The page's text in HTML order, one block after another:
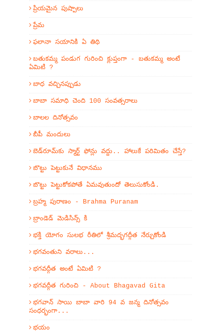
ప్రియమైన పుష్పాలు
ప్రేమ
ఫలానా సయానికి ఏ తిథి
బతుకమ్మ పండుగ గురించి క్లుప్తంగా - బతుకమ్మ అంటే
ఏమిటి ?
బాధ వచ్చినప్పుడు
బాబా సమాధి చెంది 100 సంవత్సరాలు
బాలల దినోత్సవం
బీపీ మందులు
బెడ్‌రూమ్‌కు స్మార్ట్ ఫోన్లు వద్దు.. హాలుకే పరిమితం చేస్తే?
బొట్టు పెట్టుకునే విధానము
బొట్టు పెట్టుకోకపోతే ఏమవుతుందో తెలుసుకోండి.
బ్రహ్మ పురాణం - Brahma Puranam
బ్రాండెడ్ మెడిసిన్స్ కి
భక్తి యోగం సులభ రీతిలో శ్రీమద్భగద్గీత నేర్చుకోండి
భగవంతుని వరాలు...
భగవద్గీత అంటే ఏమిటి ?
భగవద్గీత గురించి - About Bhagavad Gita
భగవాన్ సాయి బాబా వారి 94 వ జన్మ దినోత్సవం
సంధర్భంగా...
భయం